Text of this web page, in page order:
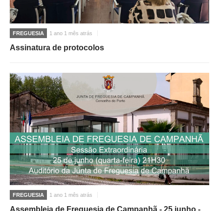
FREGUESIA 1 ano 1 mês atrás
Assinatura de protocolos
FREGUESIA 1 ano 1 mês atrás
Assembleia de Freguesia de Campanhã - 25 junho -